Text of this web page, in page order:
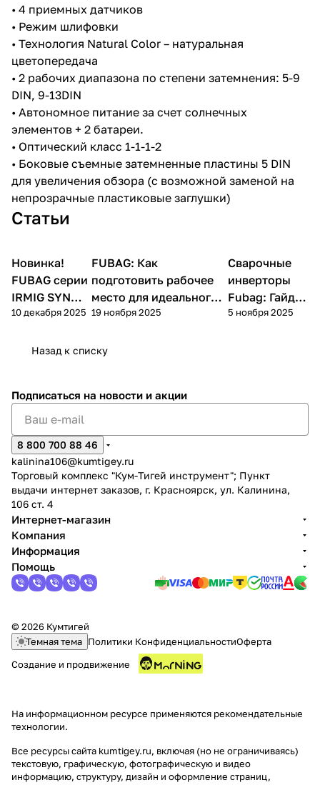
• 4 приемных датчиков
• Режим шлифовки
• Технология Natural Color – натуральная
цветопередача
• 2 рабочих диапазона по степени затемнения: 5-9
DIN, 9-13DIN
• Автономное питание за счет солнечных
элементов + 2 батареи.
• Оптический класс 1-1-1-2
• Боковые съемные затемненные пластины 5 DIN
для увеличения обзора (с возможной заменой на
непрозрачные пластиковые заглушки)
Статьи
Сварка
Новинка!
FUBAG серии
IRMIG SYN
FLUX
10 декабря 2025
Советы покупателям
FUBAG: Как
подготовить рабочее
место для идеального
результата
19 ноября 2025
Сварка
Сварочные
инверторы
Fubag: Гайд
2025
5 ноября 2025
Назад к списку
Подписаться на новости и акции
8 800 700 88 46
kalinina106@kumtigey.ru
Торговый комплекс "Кум-Тигей инструмент"; Пункт
выдачи интернет заказов, г. Красноярск, ул. Калинина,
106 ст. 4
Интернет-магазин
Компания
Информация
Помощь
© 2026 Кумтигей
Темная тема Политики КонфиденциальностиОферта
Создание и продвижение
На информационном ресурсе применяются рекомендательные
технологии.
Все ресурсы сайта kumtigey.ru, включая (но не ограничиваясь)
текстовую, графическую, фотографическую и видео
информацию, структуру, дизайн и оформление страниц,